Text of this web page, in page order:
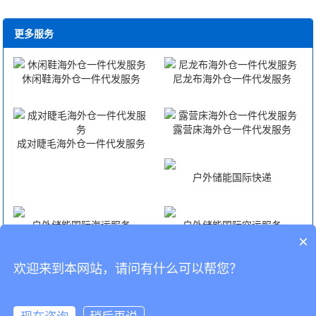
更多服务
休闲鞋海外仓一件代发服务 尼龙布海外仓一件代发服务
成对睫毛海外仓一件代发服务
露营床海外仓一件代发服务
户外储能国际快递
户外储能国际海运服务 户外储能国际空运服务
户外储能FBA头程
×
欢迎来到本网站，请问有什么可以帮您？